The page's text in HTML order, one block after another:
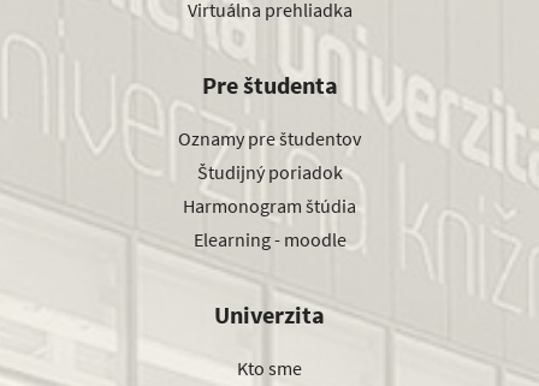
Virtuálna prehliadka
Pre študenta
Oznamy pre študentov
Študijný poriadok
Harmonogram štúdia
Elearning - moodle
Univerzita
Kto sme